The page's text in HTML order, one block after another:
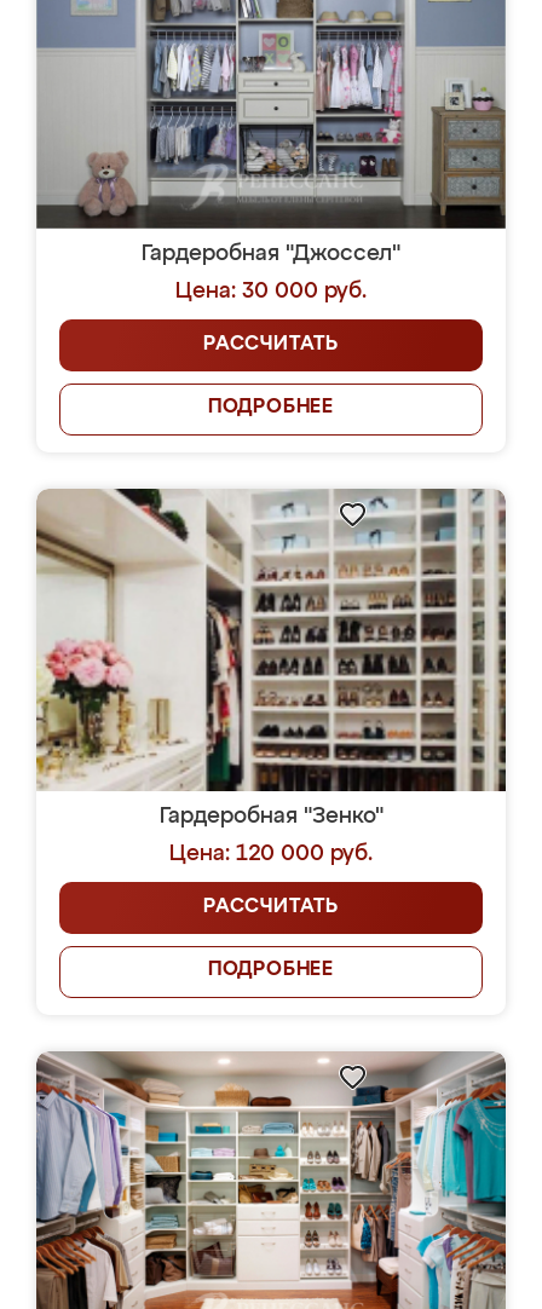
Гардеробная "Джоссел"
Цена: 30 000 руб.
РАССЧИТАТЬ
ПОДРОБНЕЕ
Гардеробная "Зенко"
Цена: 120 000 руб.
РАССЧИТАТЬ
ПОДРОБНЕЕ